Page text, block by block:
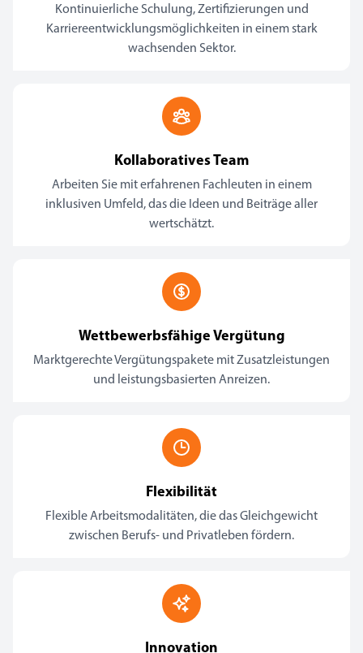
Kontinuierliche Schulung, Zertifizierungen und
Karriereentwicklungsmöglichkeiten in einem stark
wachsenden Sektor.
Kollaboratives Team
Arbeiten Sie mit erfahrenen Fachleuten in einem
inklusiven Umfeld, das die Ideen und Beiträge aller
wertschätzt.
Wettbewerbsfähige Vergütung
Marktgerechte Vergütungspakete mit Zusatzleistungen
und leistungsbasierten Anreizen.
Flexibilität
Flexible Arbeitsmodalitäten, die das Gleichgewicht
zwischen Berufs- und Privatleben fördern.
Innovation